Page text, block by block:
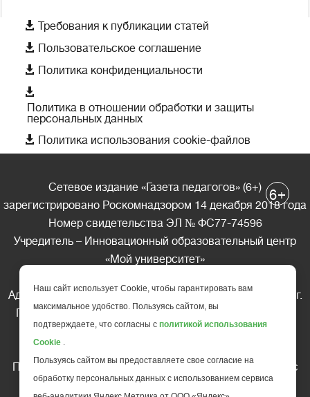
 Требования к публикации статей
 Пользовательское соглашение
 Политика конфиденциальности

Политика в отношении обработки и защиты
персональных данных
 Политика использования cookie-файлов
Сетевое издание «Газета педагогов» (6+)
зарегистрировано Роскомнадзором 14 декабря 2018 года
Номер свидетельства ЭЛ № ФС77-74596
Учредитель – Инновационный образовательный центр
«Мой университет»
Адрес редакции: 185035 Россия, Республика Карелия, г.
Петрозаводск, ул. Фридриха Энгельса д.10, офис 211
Телефон редакции: +7 (499) 685-10-45
Перепечатка материалов газеты допускается только c
письменного разрешения редакции
6+
Наш сайт использует Cookie, чтобы гарантировать вам
максимальное удобство. Пользуясь сайтом, вы
подтверждаете, что согласны с политикой использования
Cookie .
Пользуясь сайтом вы предоставляете свое согласие на
обработку персональных данных с использованием сервиса